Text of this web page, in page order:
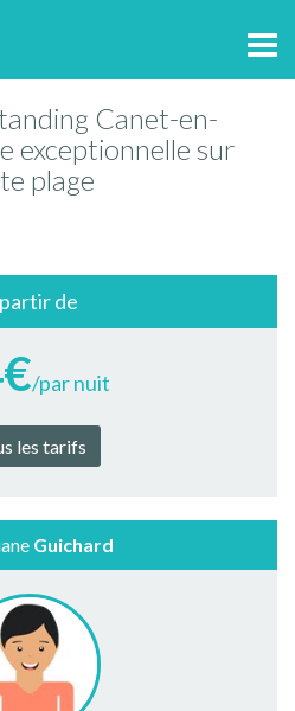
Canet-en-
exceptionnelle sur
plage
de
/par nuit
les tarifs
Guichard